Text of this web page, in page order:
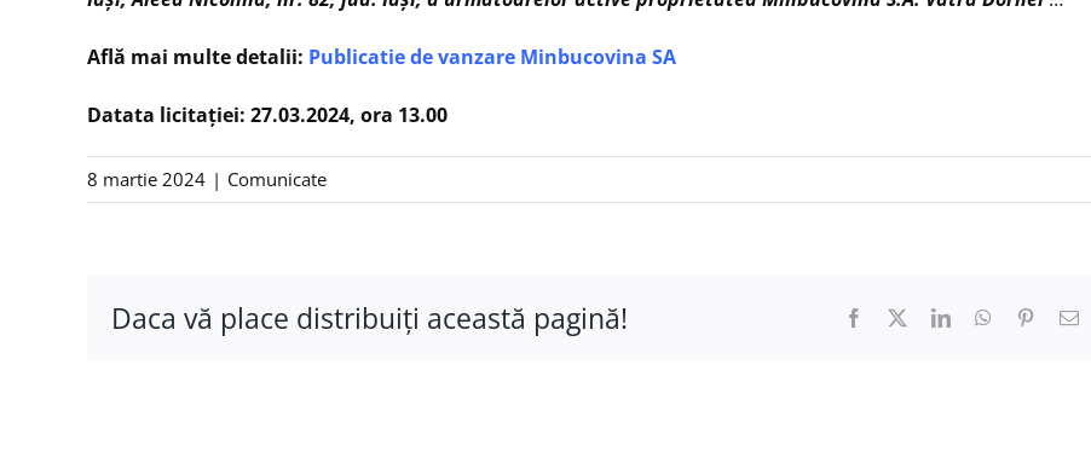
Află mai multe detalii: Publicatie de vanzare Minbucovina SA
Datata licitației: 27.03.2024, ora 13.00
8 martie 2024 | Comunicate
Daca vă place distribuiţi această pagină! Facebook LinkedInWhatsApp
Pinterest
E-